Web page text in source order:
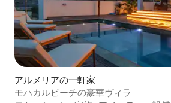
アルメリアの一軒家
モハカルビーチの豪華ヴィラ